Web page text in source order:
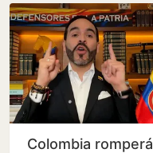
Colombia romperá